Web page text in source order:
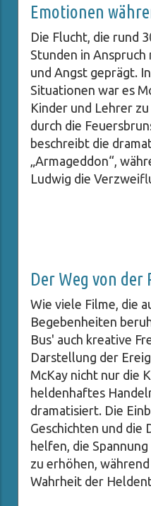
Emotionen
Die Flucht, die rund
Stunden in Anspruch
und Angst geprägt.
Situationen war es
Kinder und Lehrer
durch die
beschreibt die
„Armageddon“,
Ludwig die
Der Weg von
Wie viele Filme, die
Begebenheiten
Bus' auch kreative
Darstellung der
McKay nicht nur die
heldenhaftes
dramatisiert. Die
Geschichten und die
helfen, die
zu erhöhen,
Wahrheit der